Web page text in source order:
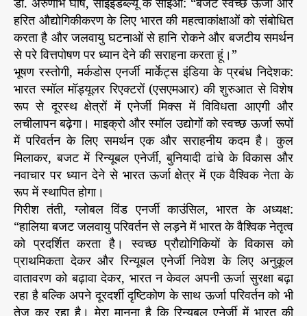
हरित औद्योगिकीकरण के लिए भारत की महत्वाकांक्षाओं को संबोधित
करता है और जलवायु घटनाओं से हानि रोकने और बजटीय समर्थन
से परे वित्तपोषण पर ध्यान देने की सराहना करता हूं।”
भूषण रस्तोगी, मर्कडोस एनर्जी मार्केट्स इंडिया के प्रबंध निदेशक:
भारत स्मॉल मॉड्यूलर रिएक्टरों (एसएमआर) की शुरुआत से विशेष
रूप से दूरस्थ क्षेत्रों में एनेर्जी मिक्स में विविधता आएगी और
लचीलापन बढ़ेगा। माइक्रो और स्मॉल उद्योगों को स्वच्छ ऊर्जा रूपों
में परिवर्तन के लिए समर्थन एक और सराहनीय कदम है। कुल
मिलाकर, बजट में रिन्यूबल एनेर्जी, बुनियादी ढांचे के विकास और
नवाचार पर ध्यान देने से भारत ऊर्जा क्षेत्र में एक वैश्विक नेता के
रूप में स्थापित होगा।
गिरीश तंती, ग्लोबल विंड एनर्जी काउंसिल, भारत के अध्यक्ष:
“हालिया बजट जलवायु परिवर्तन से लड़ने में भारत के वैश्विक नेतृत्व
को प्रदर्शित करता है। स्वच्छ प्रौद्योगिकियों के विकास को
प्राथमिकता देकर और रिन्यूबल एनेर्जी निवेश के लिए अनुकूल
वातावरण को बढ़ावा देकर, भारत न केवल अपनी ऊर्जा सुरक्षा बढ़ा
रहा है बल्कि अपने दूरदर्शी दृष्टिकोण के साथ ऊर्जा परिवर्तन को भी
तेज कर रहा है। मेरा मानना है कि रिन्यूबल एनेर्जी में भारत की